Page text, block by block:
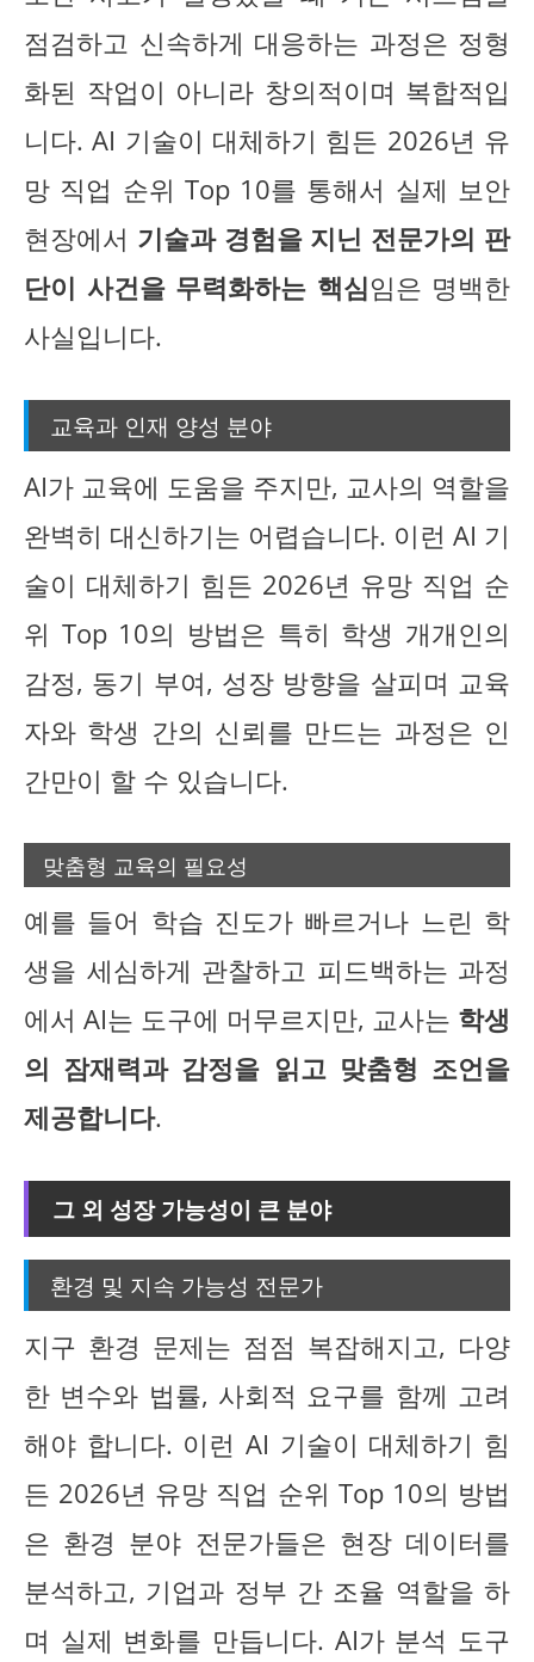
점검하고 신속하게 대응하는 과정은 정형
화된 작업이 아니라 창의적이며 복합적입
니다. AI 기술이 대체하기 힘든 2026년 유
망 직업 순위 Top 10를 통해서 실제 보안
현장에서 기술과 경험을 지닌 전문가의 판
단이 사건을 무력화하는 핵심임은 명백한
사실입니다.
교육과 인재 양성 분야
AI가 교육에 도움을 주지만, 교사의 역할을
완벽히 대신하기는 어렵습니다. 이런 AI 기
술이 대체하기 힘든 2026년 유망 직업 순
위 Top 10의 방법은 특히 학생 개개인의
감정, 동기 부여, 성장 방향을 살피며 교육
자와 학생 간의 신뢰를 만드는 과정은 인
간만이 할 수 있습니다.
맞춤형 교육의 필요성
예를 들어 학습 진도가 빠르거나 느린 학
생을 세심하게 관찰하고 피드백하는 과정
에서 AI는 도구에 머무르지만, 교사는 학생
의 잠재력과 감정을 읽고 맞춤형 조언을
제공합니다.
그 외 성장 가능성이 큰 분야
환경 및 지속 가능성 전문가
지구 환경 문제는 점점 복잡해지고, 다양
한 변수와 법률, 사회적 요구를 함께 고려
해야 합니다. 이런 AI 기술이 대체하기 힘
든 2026년 유망 직업 순위 Top 10의 방법
은 환경 분야 전문가들은 현장 데이터를
분석하고, 기업과 정부 간 조율 역할을 하
며 실제 변화를 만듭니다. AI가 분석 도구